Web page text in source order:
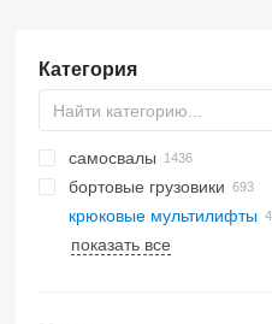
Категория
самосвалы
бортовые грузовики
крюковые мультилифты
показать все